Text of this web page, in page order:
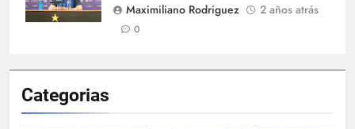
Maximiliano Rodriguez
2 años atrás
0
Categorias